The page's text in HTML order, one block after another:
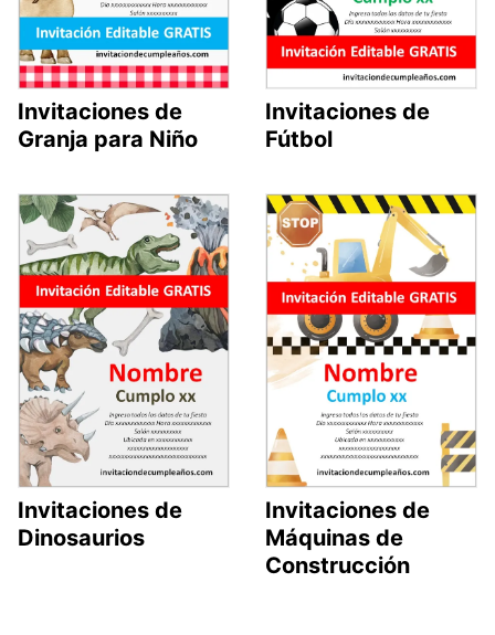
Invitaciones de
Granja para Niño
Invitaciones de
Fútbol
Invitaciones de
Dinosaurios
Invitaciones de
Máquinas de
Construcción